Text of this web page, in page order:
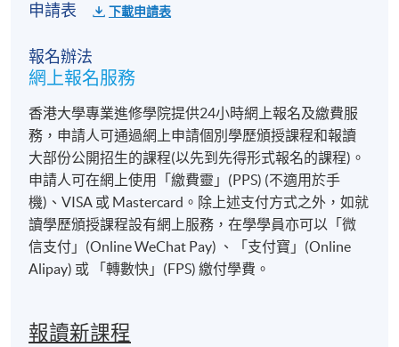
申請表 下載申請表
報名辦法
網上報名服務
香港大學專業進修學院提供24小時網上報名及繳費服
務，申請人可通過網上申請個別學歷頒授課程和報讀
大部份公開招生的課程(以先到先得形式報名的課程)。
申請人可在網上使用「繳費靈」(PPS) (不適用於手
機)、VISA 或 Mastercard。除上述支付方式之外，如就
讀學歷頒授課程設有網上服務，在學學員亦可以「微
信支付」(Online WeChat Pay) 、「支付寶」(Online
Alipay) 或 「轉數快」(FPS) 繳付學費。
報讀新課程